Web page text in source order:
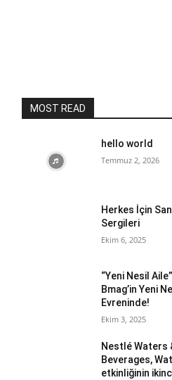
MOST READ
hello world
Temmuz 2, 2026
Herkes İçin
Sergileri
Ekim 6, 2025
“Yeni Nesil
Bmag’in Yeni
Evreninde!
Ekim 3, 2025
Nestlé Waters
Beverages,
etkinliğinin